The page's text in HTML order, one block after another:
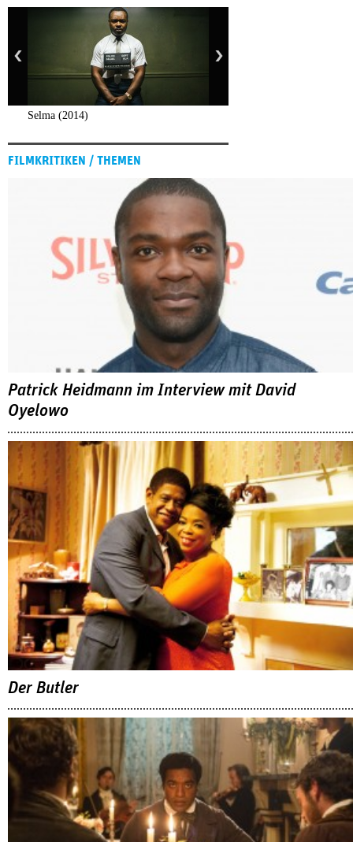
Selma (2014)
FILMKRITIKEN / THEMEN
Patrick Heidmann im Interview mit David
Oyelowo
Der Butler